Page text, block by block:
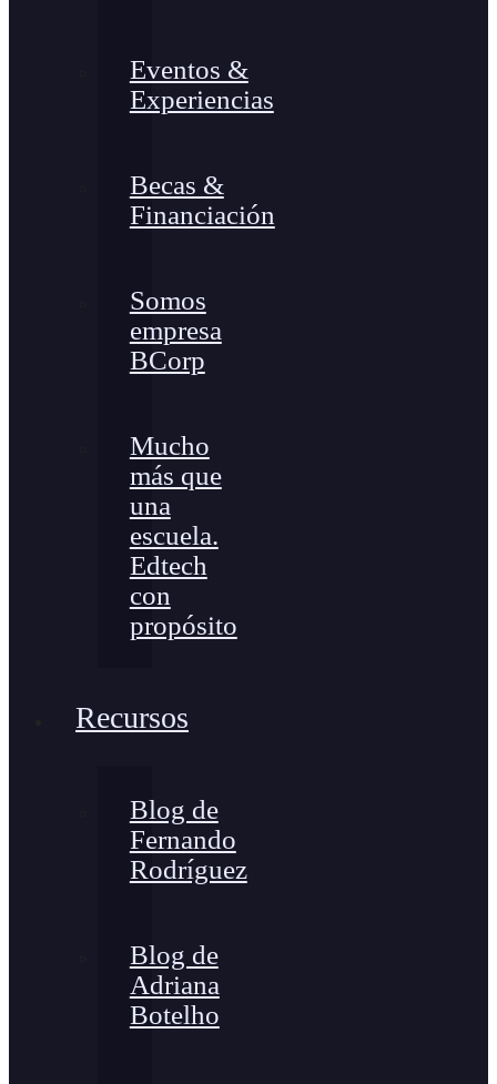
Eventos &
Experiencias
Becas &
Financiación
Somos
empresa
BCorp
Mucho
más que
una
escuela.
Edtech
con
propósito
Recursos
Blog de
Fernando
Rodríguez
Blog de
Adriana
Botelho